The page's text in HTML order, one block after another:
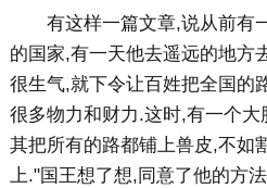
有这样一篇文章,说从前有
的国家,有一天他去遥远的地方
很生气,就下令让百姓把全国的
很多物力和财力.这时,有一个
其把所有的路都铺上兽皮,不如
上."国王想了想,同意了他的方